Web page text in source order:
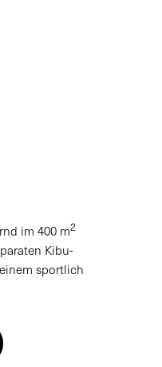
im 400 m2
Kibu-
sportlich